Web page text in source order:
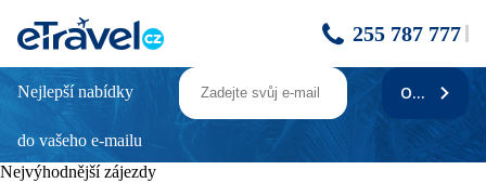
255 787 777
RHODOS HORIZON BLU
Hotel pouze pro dospělé osoby
Plně zrenovovaný hotel
Nejlepší nabídky
do vašeho e-mailu
ODEBÍRAT
Nejvýhodnější zájezdy